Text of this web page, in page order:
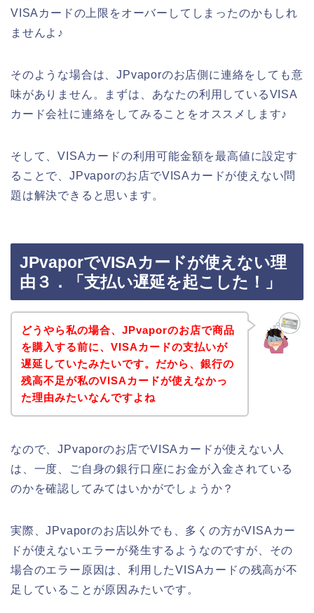
VISAカードの上限をオーバーしてしまったのかもしれ
ませんよ♪
そのような場合は、JPvaporのお店側に連絡をしても意
味がありません。まずは、あなたの利用しているVISA
カード会社に連絡をしてみることをオススメします♪
そして、VISAカードの利用可能金額を最高値に設定す
ることで、JPvaporのお店でVISAカードが使えない問
題は解決できると思います。
JPvaporでVISAカードが使えない理
由３．「支払い遅延を起こした！」
どうやら私の場合、JPvaporのお店で商品
を購入する前に、VISAカードの支払いが
遅延していたみたいです。だから、銀行の
残高不足が私のVISAカードが使えなかっ
た理由みたいなんですよね
なので、JPvaporのお店でVISAカードが使えない人
は、一度、ご自身の銀行口座にお金が入金されている
のかを確認してみてはいかがでしょうか？
実際、JPvaporのお店以外でも、多くの方がVISAカー
ドが使えないエラーが発生するようなのですが、その
場合のエラー原因は、利用したVISAカードの残高が不
足していることが原因みたいです。